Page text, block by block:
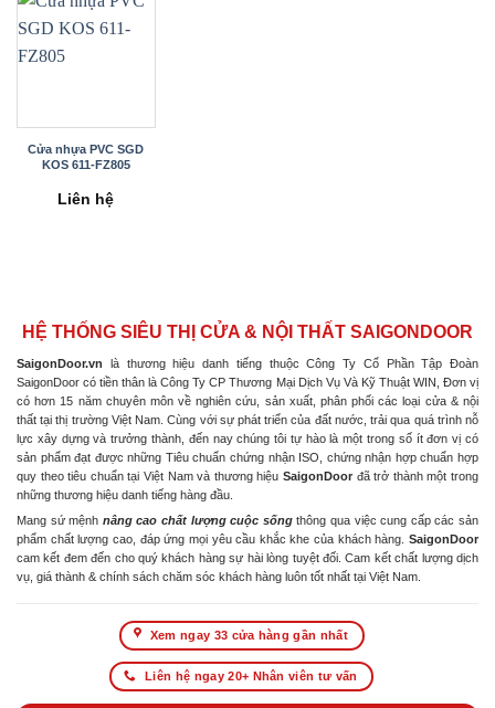
Cửa nhựa PVC SGD
KOS 611-FZ805
Liên hệ
HỆ THỐNG SIÊU THỊ CỬA & NỘI THẤT SAIGONDOOR
SaigonDoor.vn là thương hiệu danh tiếng thuộc Công Ty Cổ Phần Tập Đoàn
SaigonDoor có tiền thân là Công Ty CP Thương Mại Dịch Vụ Và Kỹ Thuật WIN, Đơn vị
có hơn 15 năm chuyên môn về nghiên cứu, sản xuất, phân phối các loại cửa & nội
thất tại thị trường Việt Nam. Cùng với sự phát triển của đất nước, trải qua quá trình nỗ
lực xây dựng và trưởng thành, đến nay chúng tôi tự hào là một trong số ít đơn vị có
sản phẩm đạt được những Tiêu chuẩn chứng nhận ISO, chứng nhận hợp chuẩn hợp
quy theo tiêu chuẩn tại Việt Nam và thương hiệu SaigonDoor đã trở thành một trong
những thương hiệu danh tiếng hàng đầu.
Mang sứ mệnh nâng cao chất lượng cuộc sốngthông qua việc cung cấp các sản
phẩm chất lượng cao, đáp ứng mọi yêu cầu khắc khe của khách hàng. SaigonDoor
cam kết đem đến cho quý khách hàng sự hài lòng tuyệt đối. Cam kết chất lượng dịch
vụ, giá thành & chính sách chăm sóc khách hàng luôn tốt nhất tại Việt Nam.
Xem ngay 33 cửa hàng gần nhất
Liên hệ ngay 20+ Nhân viên tư vấn